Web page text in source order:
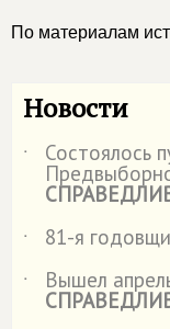
По материалам
Новости
˙ Состоялось
˙
81-я
˙
Вышел